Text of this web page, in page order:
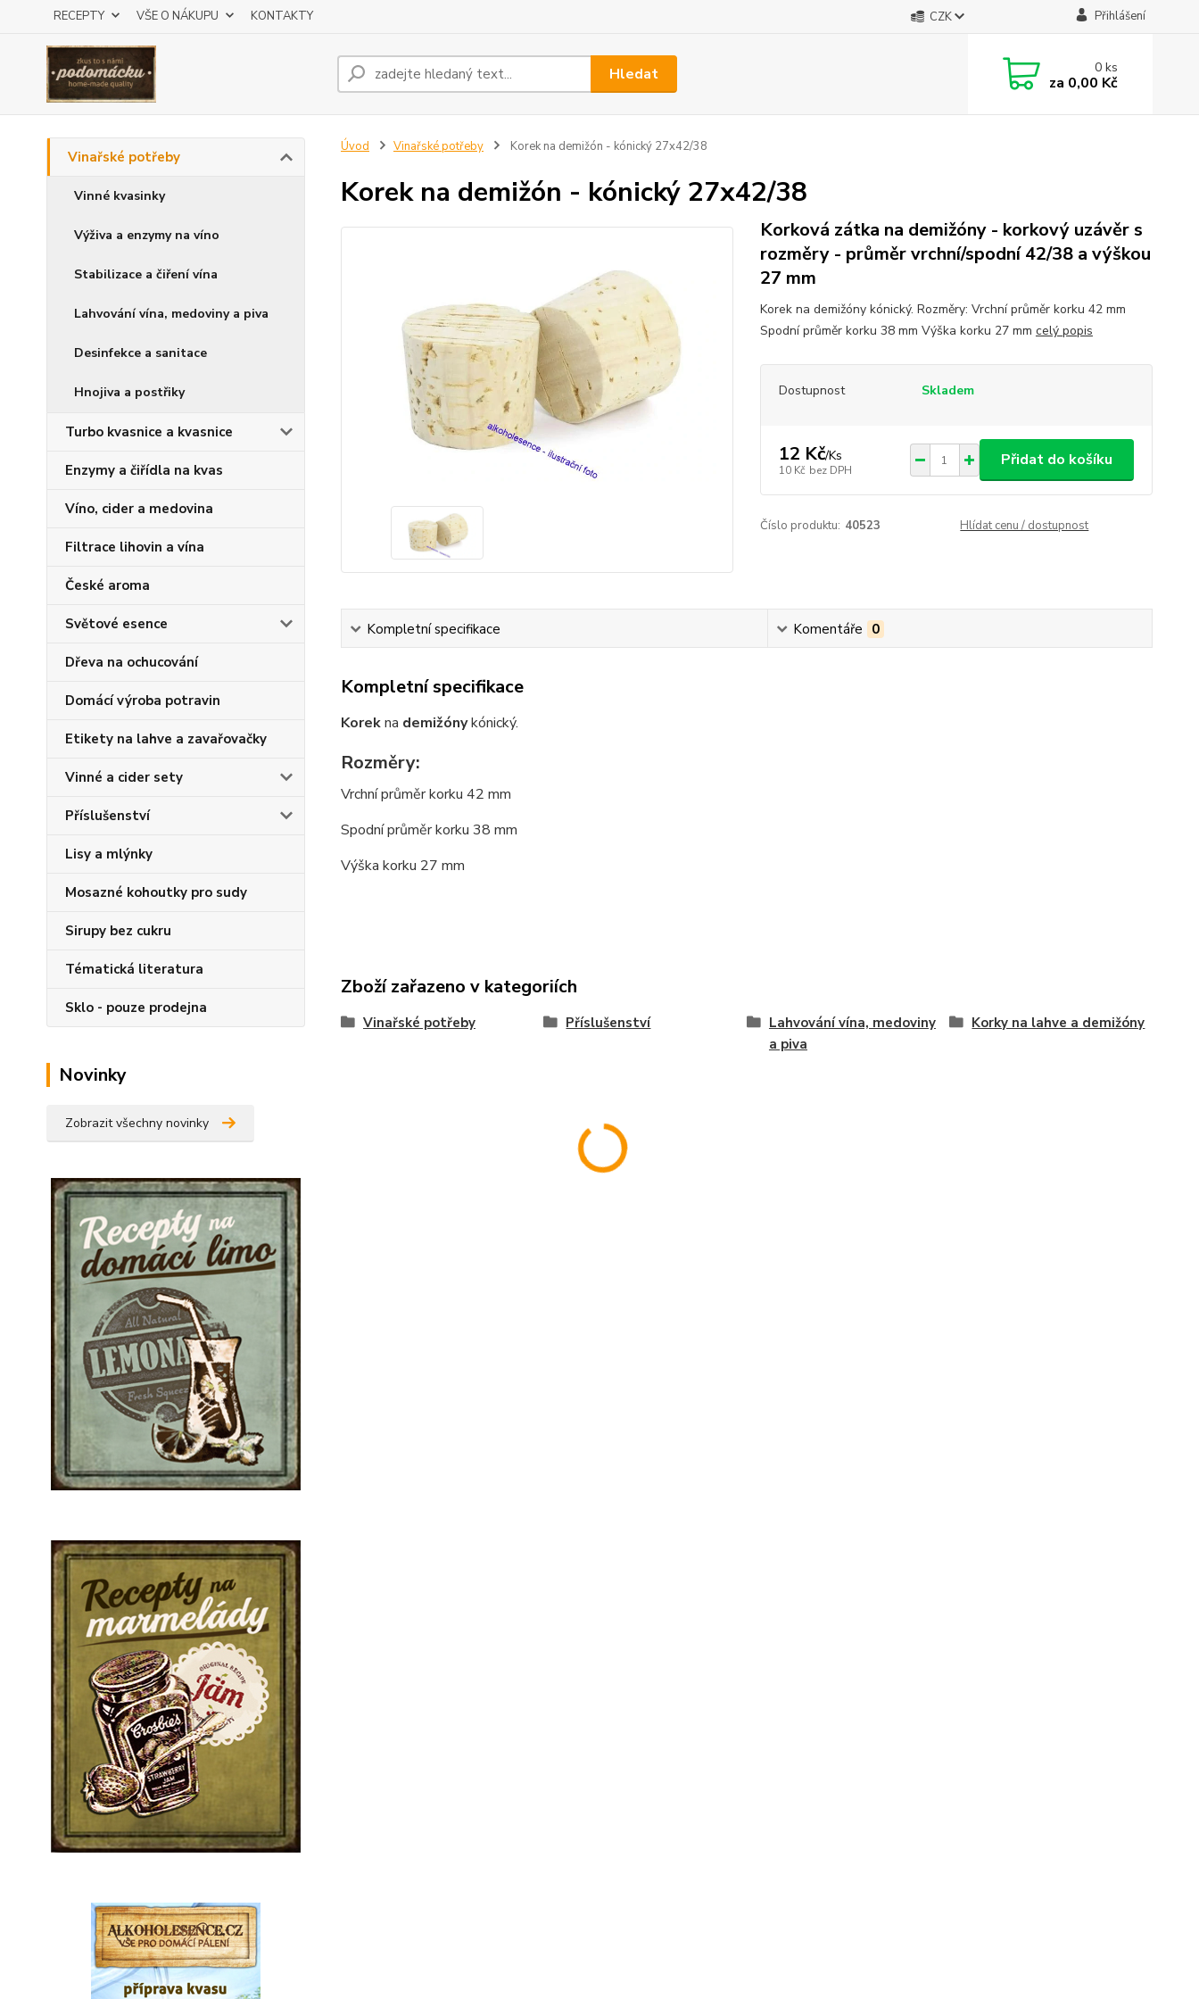
RECEPTY VŠE O NÁKUPU KONTAKTY CZK Přihlášení
Hledat 0ks
za 0,00 Kč
Vinařské potřeby
Vinné kvasinky
Výživa a enzymy na víno
Stabilizace a čiření vína
Lahvování vína, medoviny a piva
Desinfekce a sanitace
Hnojiva a postřiky
Turbo kvasnice a kvasnice
Enzymy a čiřídla na kvas
Víno, cider a medovina
Filtrace lihovin a vína
České aroma
Světové esence
Dřeva na ochucování
Domácí výroba potravin
Etikety na lahve a zavařovačky
Vinné a cider sety
Příslušenství
Lisy a mlýnky
Mosazné kohoutky pro sudy
Sirupy bez cukru
Tématická literatura
Sklo - pouze prodejna
Novinky
Zobrazit všechny novinky
Úvod Vinařské potřeby Korek na demižón - kónický 27x42/38
Korek na demižón - kónický 27x42/38
Korková zátka na demižóny - korkový uzávěr s
rozměry - průměr vrchní/spodní 42/38 a výškou
27 mm
Korek na demižóny kónický. Rozměry: Vrchní průměr korku 42 mm
Spodní průměr korku 38 mm Výška korku 27 mm celý popis
Dostupnost Skladem
12 Kč/Ks
10 Kč bez DPH
Přidat do košíku
Číslo produktu: 40523 Hlídat cenu / dostupnost
Kompletní specifikace Komentáře 0
Kompletní specifikace
Korekna demižónykónický.
Rozměry:
Vrchní průměr korku 42 mm
Spodní průměr korku 38 mm
Výška korku 27 mm
Zboží zařazeno v kategoriích
Vinařské potřeby Příslušenství
Lahvování vína, medoviny
a piva
Korky na lahve a demižóny